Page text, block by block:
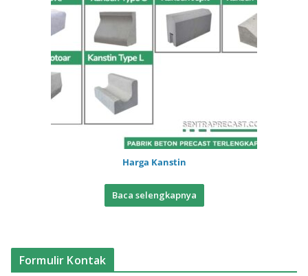
Harga Kanstin
Baca selengkapnya
Formulir Kontak